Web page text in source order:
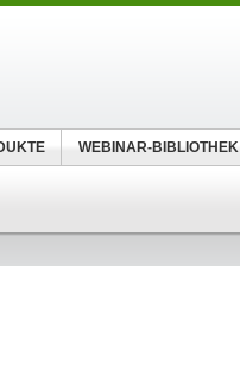
WEBINAR-BIBLIOTHEK